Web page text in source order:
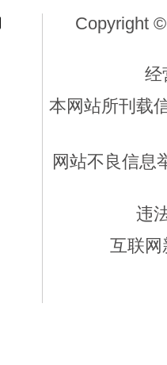
Copyright
经
本网站所刊载
网站不良信息
违
互联网